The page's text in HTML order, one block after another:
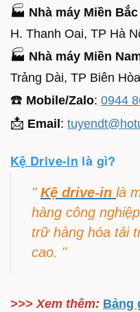
🏭 Nhà máy Miền Bắc
H. Thanh Oai, TP Hà
🏭 Nhà máy Miền
Trảng Dài, TP Biên
☎️ Mobile/Zalo: 0944
📩 Email :
Kệ Drive-in là gì?
" Kệ drive-in là
hàng công
trữ hàng hóa tải
cao. "
>>> Xem thêm: Bảng